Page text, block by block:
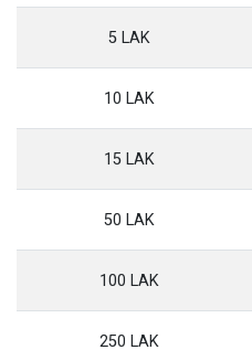
5 LAK
10 LAK
15 LAK
50 LAK
100 LAK
250 LAK